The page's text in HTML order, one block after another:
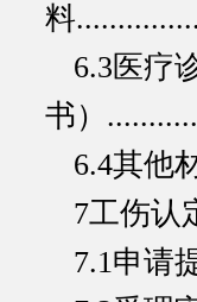
料
6.3医疗
书）
6.4其他
7工伤认
7.1申请